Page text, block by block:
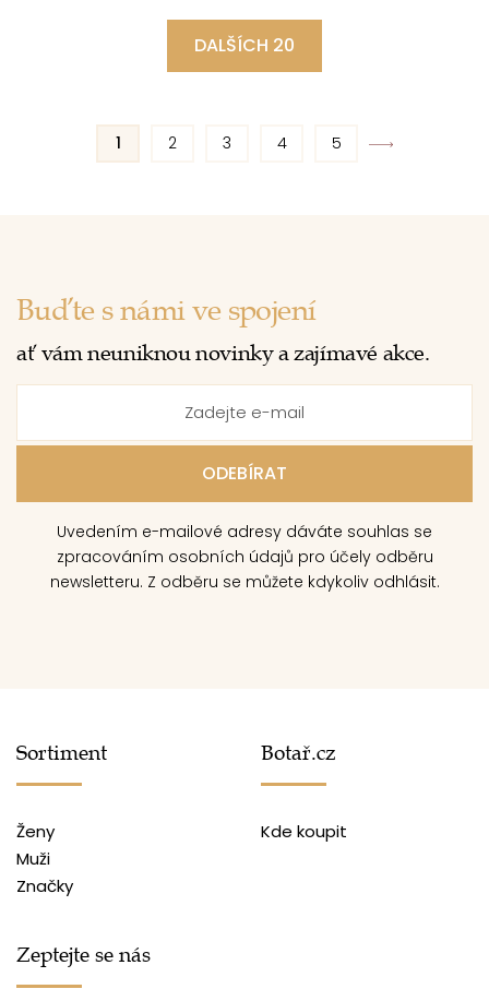
1 2 3 4 5
DALŠÍCH 20
Buďte s námi ve spojení
ať vám neuniknou novinky a zajímavé akce.
Uvedením e-mailové adresy dáváte souhlas se
zpracováním osobních údajů pro účely odběru
newsletteru. Z odběru se můžete kdykoliv odhlásit.
Sortiment
Ženy
Muži
Značky
Botař.cz
Kde koupit
Zeptejte se nás